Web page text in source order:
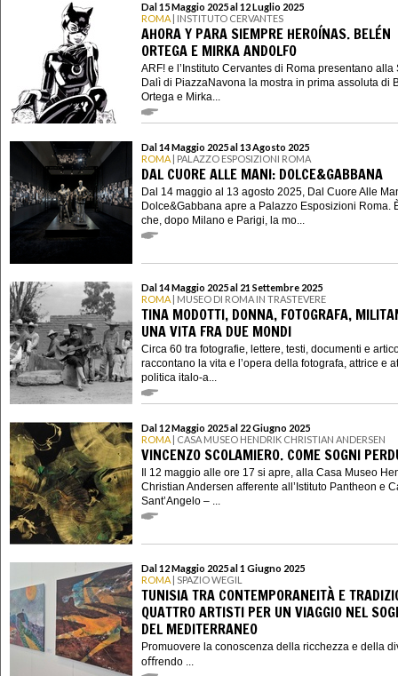
Dal 15 Maggio 2025 al 12 Luglio 2025
ROMA | INSTITUTO CERVANTES
AHORA Y PARA SIEMPRE HEROÍNAS. BELÉN
ORTEGA E MIRKA ANDOLFO
ARF! e l’Instituto Cervantes di Roma presentano alla
Dalì di PiazzaNavona la mostra in prima assoluta di
Ortega e Mirka...
Dal 14 Maggio 2025 al 13 Agosto 2025
ROMA | PALAZZO ESPOSIZIONI ROMA
DAL CUORE ALLE MANI: DOLCE&GABBANA
Dal 14 maggio al 13 agosto 2025, Dal Cuore Alle
Dolce&Gabbana apre a Palazzo Esposizioni Roma.
che, dopo Milano e Parigi, la mo...
Dal 14 Maggio 2025 al 21 Settembre 2025
ROMA | MUSEO DI ROMA IN TRASTEVERE
TINA MODOTTI, DONNA, FOTOGRAFA,
UNA VITA FRA DUE MONDI
Circa 60 tra fotografie, lettere, testi, documenti e
raccontano la vita e l’opera della fotografa, attrice e
politica italo-a...
Dal 12 Maggio 2025 al 22 Giugno 2025
ROMA | CASA MUSEO HENDRIK CHRISTIAN ANDERSEN
VINCENZO SCOLAMIERO. COME SOGNI
Il 12 maggio alle ore 17 si apre, alla Casa Museo
Christian Andersen afferente all’Istituto Pantheon e
Sant’Angelo – ...
Dal 12 Maggio 2025 al 1 Giugno 2025
ROMA | SPAZIO WEGIL
TUNISIA TRA CONTEMPORANEITÀ E
QUATTRO ARTISTI PER UN VIAGGIO NEL
DEL MEDITERRANEO
Promuovere la conoscenza della ricchezza e della
oﬀrendo ...